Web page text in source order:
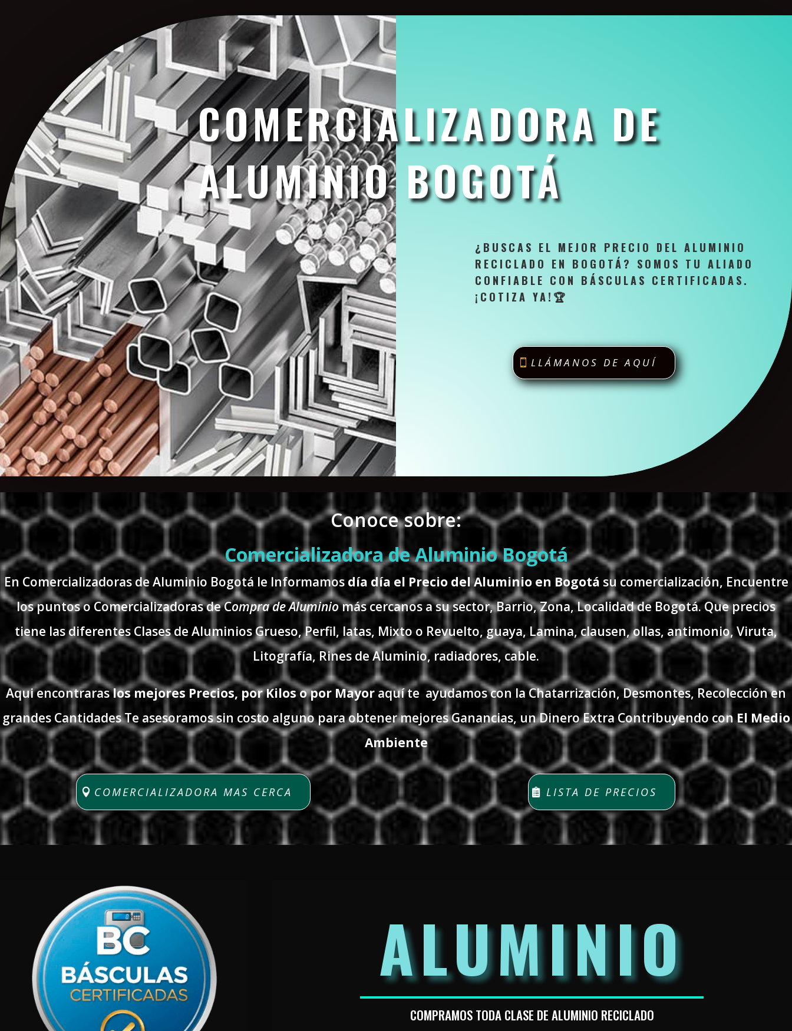
COMERCIALIZADORA DE
ALUMINIO BOGOTÁ
Comercializadoras de Aluminio Bogotá Compra de Aluminio al Mejor Precio Compramos toda clase de Aluminio al por Mayor y por kilos Aquí encontraras los Mejores Precios de Bogotá
¿BUSCAS EL MEJOR PRECIO DEL ALUMINIO
RECICLADO EN BOGOTÁ? SOMOS TU ALIADO
CONFIABLE CON BÁSCULAS CERTIFICADAS.
¡COTIZA YA! 🏆
LLÁMANOS DE AQUÍ
Conoce sobre:
Comercializadora de Aluminio Bogotá
En Comercializadoras de Aluminio Bogotá le Informamos día día el Precio del Aluminio en Bogotá su comercialización, Encuentre
los puntos o Comercializadoras de Compra de Aluminiomás cercanos a su sector, Barrio, Zona, Localidad de Bogotá. Que precios
tiene las diferentes Clases de Aluminios Grueso, Perfil, latas, Mixto o Revuelto, guaya, Lamina, clausen, ollas, antimonio, Viruta,
Litografía, Rines de Aluminio, radiadores, cable.
Aqui encontraraslos mejores Precios, por Kilos o por Mayor aquí te ayudamos con la Chatarrización, Desmontes, Recolección en
grandes Cantidades Te asesoramos sin costo alguno para obtener mejores Ganancias, un Dinero Extra Contribuyendo conEl Medio
Ambiente
COMERCIALIZADORA MAS CERCA LISTA DE PRECIOS
ALUMINIO
COMPRAMOS TODA CLASE DE ALUMINIO RECICLADO